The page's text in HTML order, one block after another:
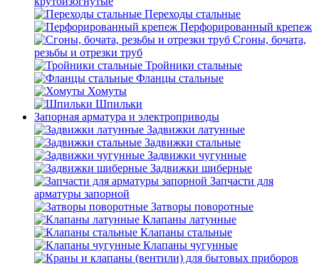
Переходы стальные
Перфорированный крепеж
Сгоны, бочата,
резьбы и отрезки труб
Тройники стальные
Фланцы стальные
Хомуты
Шпильки
Запорная арматура и электроприводы
Задвижки латунные
Задвижки стальные
Задвижки чугунные
Задвижки шиберные
Запчасти для
арматуры запорной
Затворы поворотные
Клапаны латунные
Клапаны стальные
Клапаны чугунные